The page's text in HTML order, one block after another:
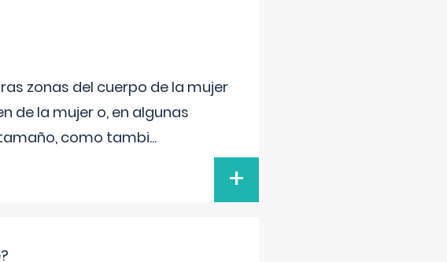
zonas del cuerpo de la mujer
de la mujer o, en algunas
como tambi...
+